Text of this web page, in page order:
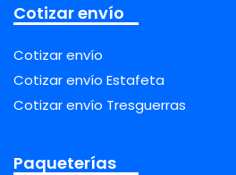
Cotizar envío
Cotizar envío
Cotizar envío Estafeta
Cotizar envío Tresguerras
Paqueterías